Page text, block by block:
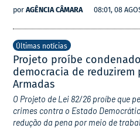
por AGÊNCIA CÂMARA 08:01, 08
Últimas notícias
Projeto proíbe
democracia de reduzirem
Armadas
O Projeto de Lei 82/26 proíbe que
crimes contra o Estado
redução da pena por meio de